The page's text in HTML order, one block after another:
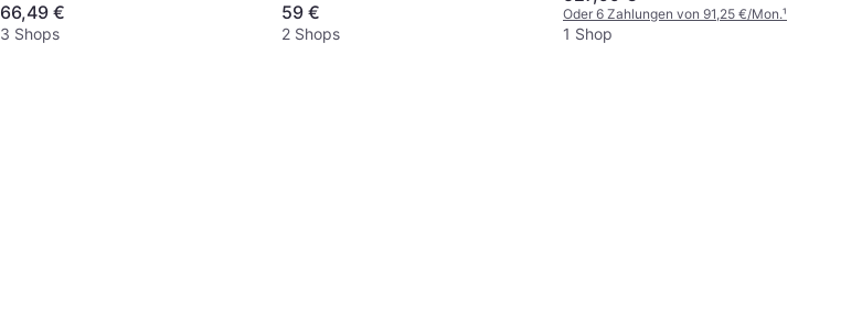
66,49 €
3 Shops
59 €
2 Shops
Oder 6 Zahlungen von 91,25 €/Mon.¹
1 Shop